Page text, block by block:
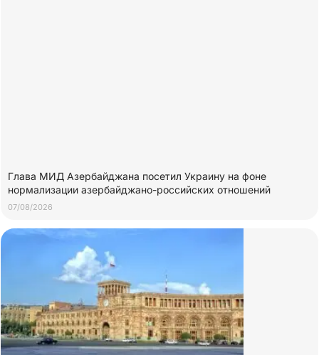
Глава МИД Азербайджана посетил Украину на фоне
нормализации азербайджано-российских отношений
07/08/2026